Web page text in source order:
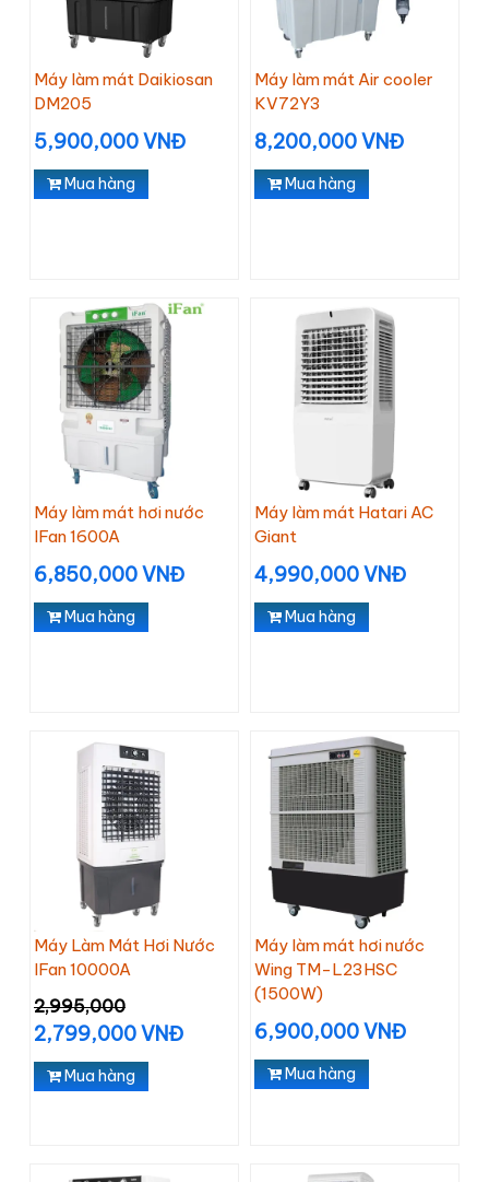
Máy làm mát Daikiosan
DM205
5,900,000 VNĐ
Mua hàng
Máy làm mát Air cooler
KV72Y3
8,200,000 VNĐ
Mua hàng
Máy làm mát hơi nước
IFan 1600A
6,850,000 VNĐ
Mua hàng
Máy làm mát Hatari AC
Giant
4,990,000 VNĐ
Mua hàng
Máy Làm Mát Hơi Nước
IFan 10000A
2,995,000
2,799,000 VNĐ
Mua hàng
Máy làm mát hơi nước
Wing TM-L23HSC
(1500W)
6,900,000 VNĐ
Mua hàng